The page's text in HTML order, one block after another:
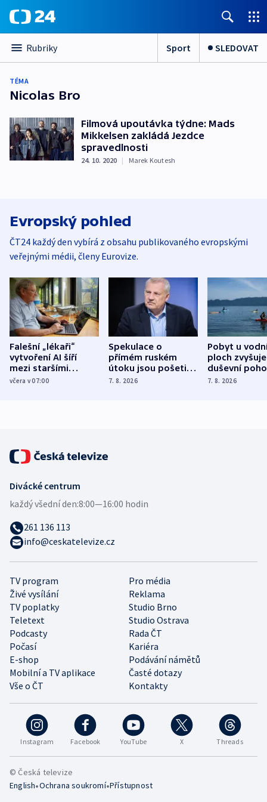
Rubriky Sport SLEDOVAT
TÉMA
Nicolas Bro
Filmová upoutávka týdne: Mads
Mikkelsen zakládá Jezdce
spravedlnosti
24. 10. 2020 | Marek Koutesh
Evropský pohled
ČT24 každý den vybírá z obsahu publikovaného evropskými
veřejnými médii, členy Eurovize.
Falešní „lékaři“
vytvoření AI šíří
mezi staršími
Poláky nebezpečné
včera v 07:00
Spekulace o
přímém ruském
útoku jsou pošetilé,
míní estonský
7. 8. 2026
Pobyt u
ploch zvyšuje
duševní
ukázala
7. 8. 2026
Instagram Facebook YouTube X Threads
TV program
Pro média
Živé vysílání
Reklama
TV poplatky
Studio Brno
Teletext
Studio Ostrava
Podcasty
Rada ČT
Počasí
Kariéra
E-shop
Podávání námětů
Mobilní a TV aplikace
Časté dotazy
Vše o ČT
Kontakty
Divácké centrum
každý všední den:8:00—16:00 hodin
261 136 113
info@ceskatelevize.cz
© Česká televize
English•Ochrana soukromí•Přístupnost